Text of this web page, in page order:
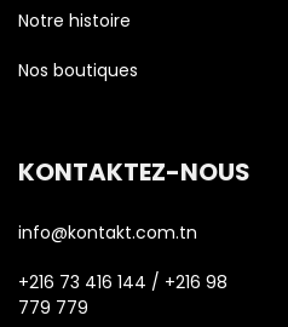
Notre histoire
Nos boutiques
KONTAKTEZ-NOUS
info@kontakt.com.tn
+216 73 416 144 / +216 98
779 779